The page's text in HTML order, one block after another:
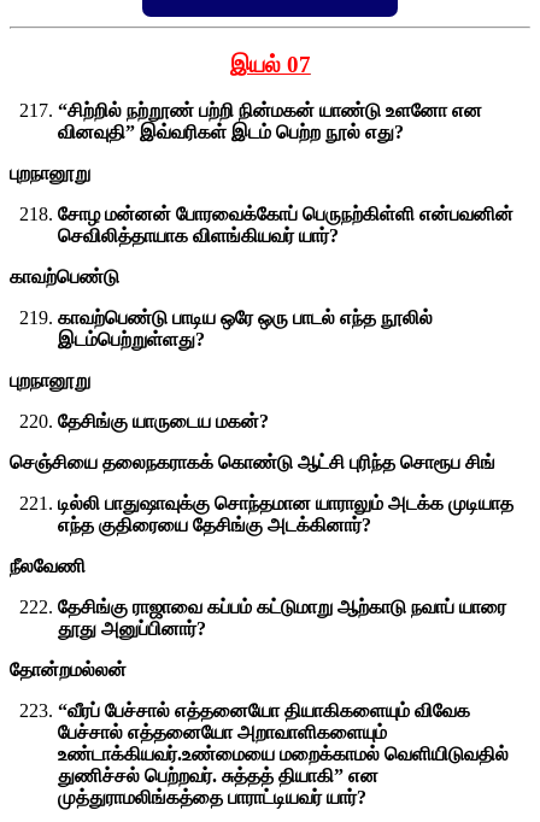
இயல் 07
“சிற்றில் நற்றூண் பற்றி நின்மகன் யாண்டு உளனோ என
வினவுதி” இவ்வரிகள் இடம் பெற்ற நூல் எது?
புறநானூறு
சோழ மன்னன் போரவைக்கோப் பெருநற்கிள்ளி என்பவனின்
செவிலித்தாயாக விளங்கியவர் யார்?
காவற்பெண்டு
காவற்பெண்டு பாடிய ஒரே ஒரு பாடல் எந்த நூலில்
இடம்பெற்றுள்ளது?
புறநானூறு
தேசிங்கு யாருடைய மகன்?
செஞ்சியை தலைநகராகக் கொண்டு ஆட்சி புரிந்த சொரூப சிங்
டில்லி பாதுஷாவுக்கு சொந்தமான யாராலும் அடக்க முடியாத
எந்த குதிரையை தேசிங்கு அடக்கினார்?
நீலவேணி
தேசிங்கு ராஜாவை கப்பம் கட்டுமாறு ஆற்காடு நவாப் யாரை
தூது அனுப்பினார்?
தோன்றமல்லன்
“வீரப் பேச்சால் எத்தனையோ தியாகிகளையும் விவேக
பேச்சால் எத்தனையோ அறாவாளிகளையும்
உண்டாக்கியவர்.உண்மையை மறைக்காமல் வெளியிடுவதில்
துணிச்சல் பெற்றவர். சுத்தத் தியாகி” என
முத்துராமலிங்கத்தை பாராட்டியவர் யார்?